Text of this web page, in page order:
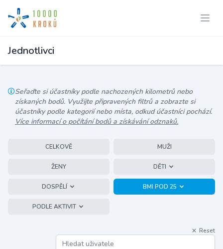
Jednotlivci
Seřaďte si účastníky podle nachozených kilometrů nebo
získaných bodů. Využijte připravených filtrů a zobrazte si
účastníky podle kategorií nebo místa, odkud účastníci pochází.
Více informací o počítání bodů a získávání odznaků.
CELKOVĚ MUŽI
ŽENY DĚTI
DOSPĚLÍ BMI POD 25
PODLE AKTIVIT
Reset